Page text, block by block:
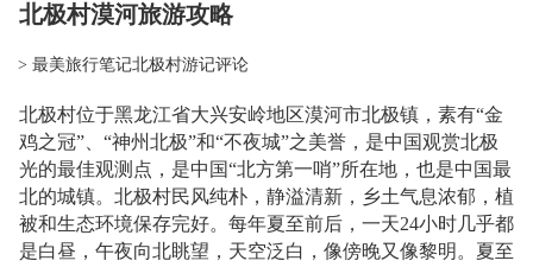
北极村漠河旅游攻略
> 最美旅行笔记北极村游记评论
北极村位于黑龙江省大兴安岭地区漠河市北极镇，素有“金
鸡之冠”、“神州北极”和“不夜城”之美誉，是中国观赏北极
光的最佳观测点，是中国“北方第一哨”所在地，也是中国最
北的城镇。北极村民风纯朴，静溢清新，乡土气息浓郁，植
被和生态环境保存完好。每年夏至前后，一天24小时几乎都
是白昼，午夜向北眺望，天空泛白，像傍晚又像黎明。夏至